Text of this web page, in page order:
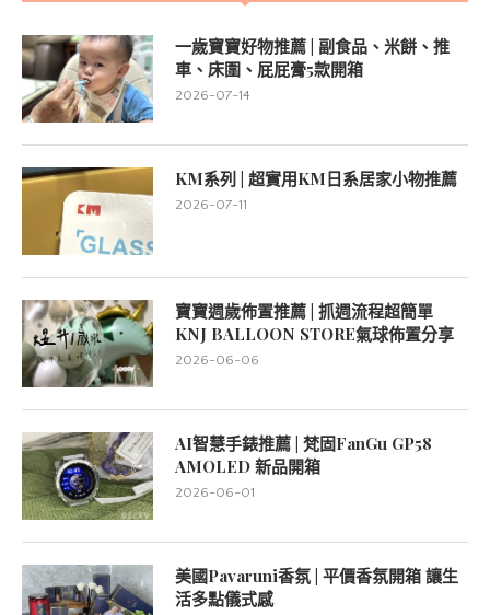
一歲寶寶好物推薦 | 副食品、米餅、推
車、床圍、屁屁膏5款開箱
2026-07-14
KM系列 | 超實用KM日系居家小物推薦
2026-07-11
寶寶週歲佈置推薦 | 抓週流程超簡單
KNJ BALLOON STORE氣球佈置分享
2026-06-06
AI智慧手錶推薦 | 梵固FanGu GP58
AMOLED 新品開箱
2026-06-01
美國Pavaruni香氛 | 平價香氛開箱 讓生
活多點儀式感